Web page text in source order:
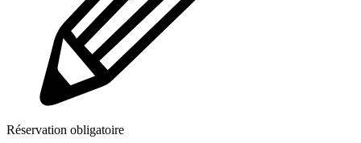
Réservation obligatoire